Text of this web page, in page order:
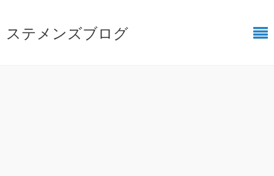
ステメンズブログ